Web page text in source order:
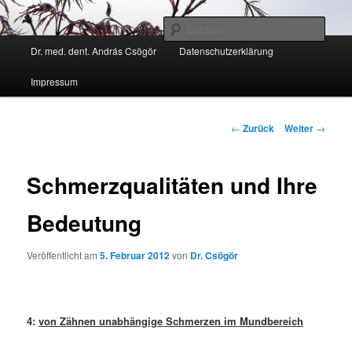
Zum
Inhalt
Kann ich Ihnen weiter helfen?
Dr. med. dent. András Csögör Datenschutzerklärung
Impressum
Beitrags-
← Zurück Weiter →
Schmerzqualitäten und Ihre
Bedeutung
Veröffentlicht am5. Februar 2012von Dr. Csögör
4:von Zähnen unabhängige Schmerzen im Mundbereich